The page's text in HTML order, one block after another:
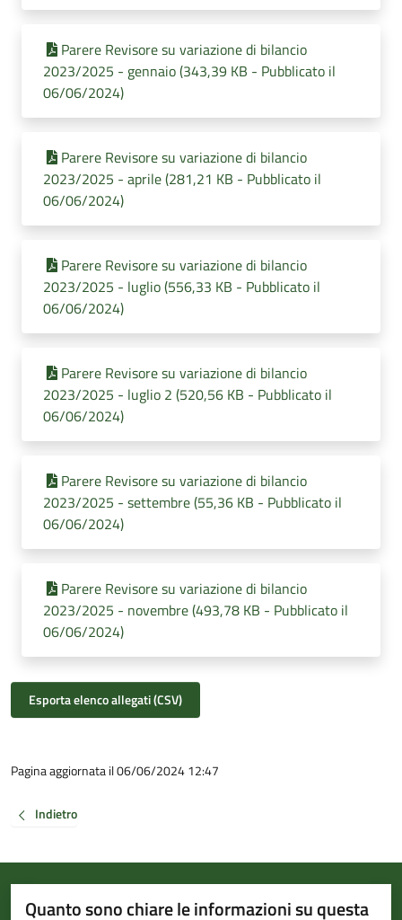
Parere Revisore su variazione di bilancio
2023/2025 - gennaio (343,39 KB - Pubblicato il
06/06/2024)
Parere Revisore su variazione di bilancio
2023/2025 - aprile (281,21 KB - Pubblicato il
06/06/2024)
Parere Revisore su variazione di bilancio
2023/2025 - luglio (556,33 KB - Pubblicato il
06/06/2024)
Parere Revisore su variazione di bilancio
2023/2025 - luglio 2 (520,56 KB - Pubblicato il
06/06/2024)
Parere Revisore su variazione di bilancio
2023/2025 - settembre (55,36 KB - Pubblicato il
06/06/2024)
Parere Revisore su variazione di bilancio
2023/2025 - novembre (493,78 KB - Pubblicato il
06/06/2024)
Esporta elenco allegati (CSV)
Pagina aggiornata il 06/06/2024 12:47
Indietro
Quanto sono chiare le informazioni su questa